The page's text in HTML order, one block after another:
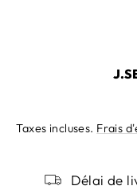
Taxes incluses. Frais
Délai de